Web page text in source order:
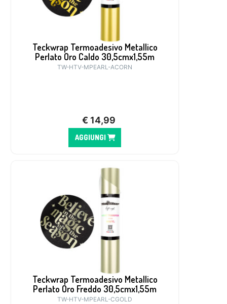
Teckwrap Termoadesivo Metallico
Perlato Oro Caldo 30,5cmx1,55m
TW-HTV-MPEARL-ACORN
€ 14,99
AGGIUNGI
Teckwrap Termoadesivo Metallico
Perlato Oro Freddo 30,5cmx1,55m
TW-HTV-MPEARL-CGOLD